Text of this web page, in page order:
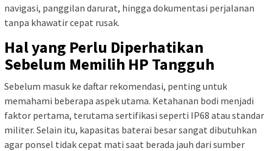
navigasi, panggilan darurat, hingga dokumentasi perjalanan
tanpa khawatir cepat rusak.
Hal yang Perlu Diperhatikan
Sebelum Memilih HP Tangguh
Sebelum masuk ke daftar rekomendasi, penting untuk
memahami beberapa aspek utama. Ketahanan bodi menjadi
faktor pertama, terutama sertifikasi seperti IP68 atau standar
militer. Selain itu, kapasitas baterai besar sangat dibutuhkan
agar ponsel tidak cepat mati saat berada jauh dari sumber